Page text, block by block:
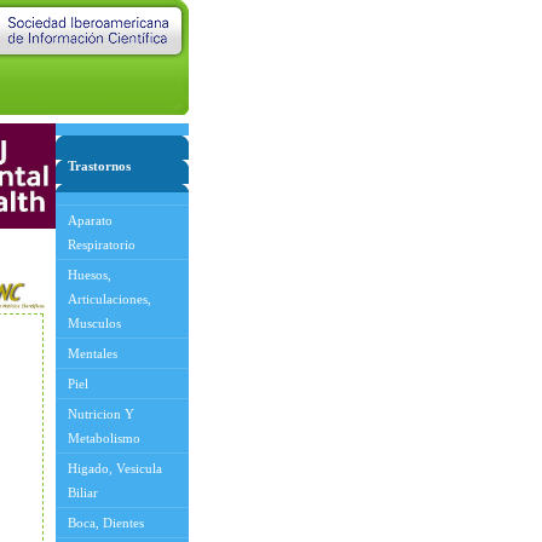
Trastornos
Aparato
Respiratorio
Huesos,
Articulaciones,
Musculos
Mentales
Piel
Nutricion Y
Metabolismo
Higado, Vesicula
Biliar
Boca, Dientes